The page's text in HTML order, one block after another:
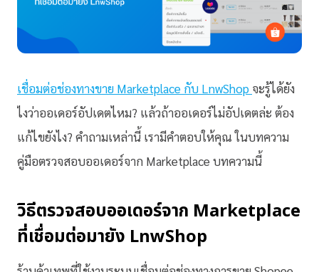
เชื่อมต่อช่องทางขาย Marketplace กับ LnwShop จะรู้ได้ยัง
ไงว่าออเดอร์อัปเดตไหม? แล้วถ้าออเดอร์ไม่อัปเดตล่ะ ต้อง
แก้ไขยังไง? คำถามเหล่านี้ เรามีคำตอบให้คุณ ในบทความ
คู่มือตรวจสอบออเดอร์จาก Marketplace บทความนี้
วิธีตรวจสอบออเดอร์จาก Marketplace
ที่เชื่อมต่อมายัง LnwShop